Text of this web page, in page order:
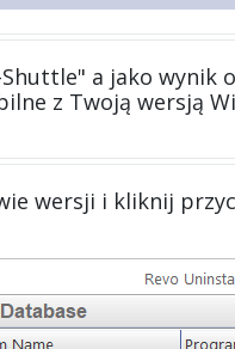
a jako wynik
z Twoją wersją
wersji i kliknij